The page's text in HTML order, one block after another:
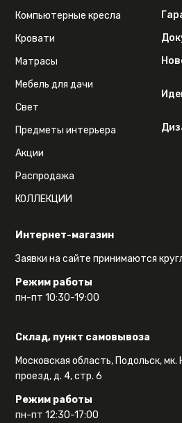
Интернет-магазин
Заявки на сайте принимаются
Режим работы
пн-пт 10:30-19:00
Склад, пункт самовывоза
Московская область, Подольск,
проезд, д. 4, стр. 6
Режим работы
пн-пт 12:30-17:00
Компьютерные кресла
Кровати
Матрасы
Мебель для дачи
Свет
Предметы интерьера
Акции
Распродажа
КОЛЛЕКЦИИ